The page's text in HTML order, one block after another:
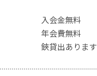
入会金無料
年会費無料
鋏貸出あります